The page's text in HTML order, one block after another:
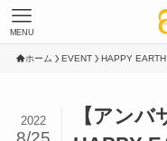
MENU
ホーム EVENT HAPPY
【アンバ
2022